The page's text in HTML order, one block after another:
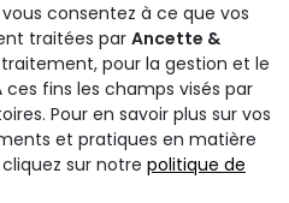
consentez à ce que vos
traitées par Ancette &
pour la gestion et le
fins les champs visés par
Pour en savoir plus sur vos
et pratiques en matière
sur notre politique de